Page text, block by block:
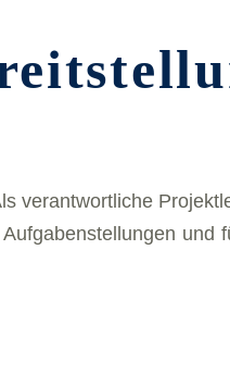
ver­ant­wort­li­che